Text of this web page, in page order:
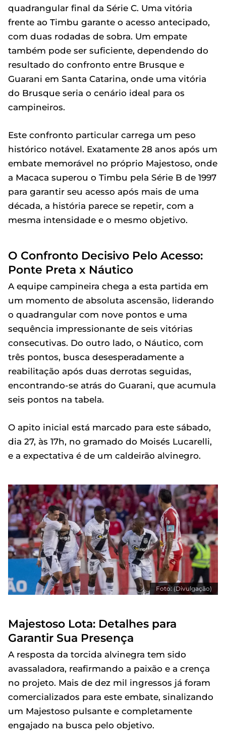
quadrangular final da Série C. Uma vitória
frente ao Timbu garante o acesso antecipado,
com duas rodadas de sobra. Um empate
também pode ser suficiente, dependendo do
resultado do confronto entre Brusque e
Guarani em Santa Catarina, onde uma vitória
do Brusque seria o cenário ideal para os
campineiros.
Este confronto particular carrega um peso
histórico notável. Exatamente 28 anos após um
embate memorável no próprio Majestoso, onde
a Macaca superou o Timbu pela Série B de 1997
para garantir seu acesso após mais de uma
década, a história parece se repetir, com a
mesma intensidade e o mesmo objetivo.
O Confronto Decisivo Pelo Acesso:
Ponte Preta x Náutico
A equipe campineira chega a esta partida em
um momento de absoluta ascensão, liderando
o quadrangular com nove pontos e uma
sequência impressionante de seis vitórias
consecutivas. Do outro lado, o Náutico, com
três pontos, busca desesperadamente a
reabilitação após duas derrotas seguidas,
encontrando-se atrás do Guarani, que acumula
seis pontos na tabela.
O apito inicial está marcado para este sábado,
dia 27, às 17h, no gramado do Moisés Lucarelli,
e a expectativa é de um caldeirão alvinegro.
Foto: (Divulgação)
Majestoso Lota: Detalhes para
Garantir Sua Presença
A resposta da torcida alvinegra tem sido
avassaladora, reafirmando a paixão e a crença
no projeto. Mais de dez mil ingressos já foram
comercializados para este embate, sinalizando
um Majestoso pulsante e completamente
engajado na busca pelo objetivo.